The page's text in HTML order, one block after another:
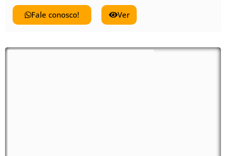
Fale conosco! Ver